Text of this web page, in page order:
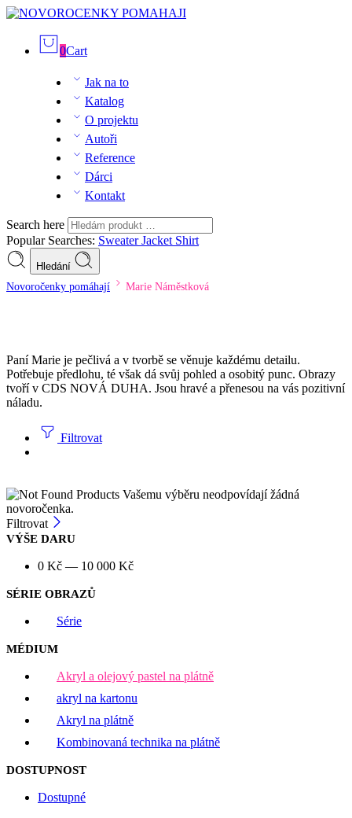
0Cart
Jak na to
Katalog
O projektu
Autoři
Reference
Dárci
Kontakt
Search here
Popular Searches: SweaterJacket Shirt
Hledání
Novoročenky pomáhají Marie Náměstková
Paní Marie je pečlivá a v tvorbě se věnuje každému detailu.
Potřebuje předlohu, té však dá svůj pohled a osobitý punc. Obrazy
tvoří v CDS NOVÁ DUHA. Jsou hravé a přenesou na vás pozitivní
náladu.
Filtrovat
Vašemu výběru neodpovídají žádná
novoročenka.
Filtrovat
VÝŠE DARU
0 Kč — 10 000 Kč
SÉRIE OBRAZŮ
Série
MÉDIUM
Akryl a olejový pastel na plátně
akryl na kartonu
Akryl na plátně
Kombinovaná technika na plátně
DOSTUPNOST
Dostupné